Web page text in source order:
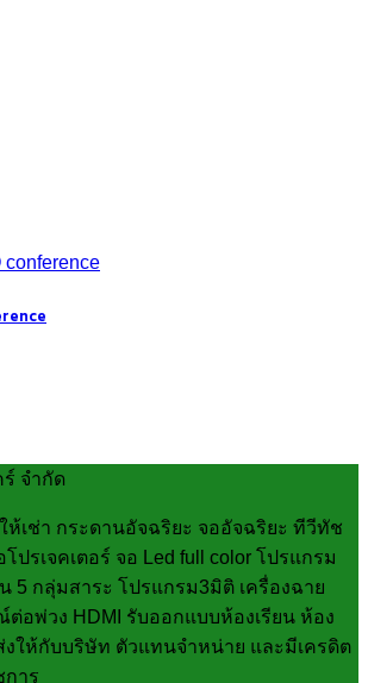
จำกัด
ห้เช่า กระดานอัจฉริยะ จออัจฉริยะ ทีวีทัช
รเจคเตอร์ จอ Led full color โปรแกรม
5 กลุ่มสาระ โปรแกรม3มิติ เครื่องฉาย
อพ่วง HDMI รับออกแบบห้องเรียน ห้อง
งให้กับบริษัท ตัวแทนจำหน่าย และมีเครดิต
การ